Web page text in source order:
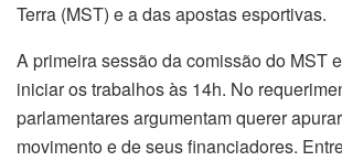
Terra (MST) e a das apostas esportivas.
A primeira sessão da comissão do MST
iniciar os trabalhos às 14h. No
parlamentares argumentam querer
movimento e de seus financiadores.